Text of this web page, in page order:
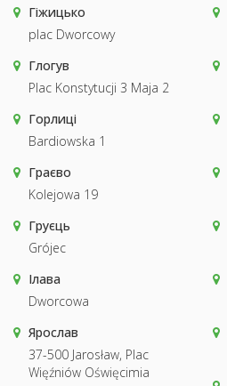
Гіжицько
plac Dworcowy
Глогув
Plac Konstytucji 3 Maja 2
Горлиці
Bardiowska 1
Граєво
Kolejowa 19
Груєць
Grójec
Ілава
Dworcowa
Ярослав
37-500 Jarosław, Plac
Więźniów Oświęcimia